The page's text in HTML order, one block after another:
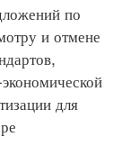
по
и отмене
для